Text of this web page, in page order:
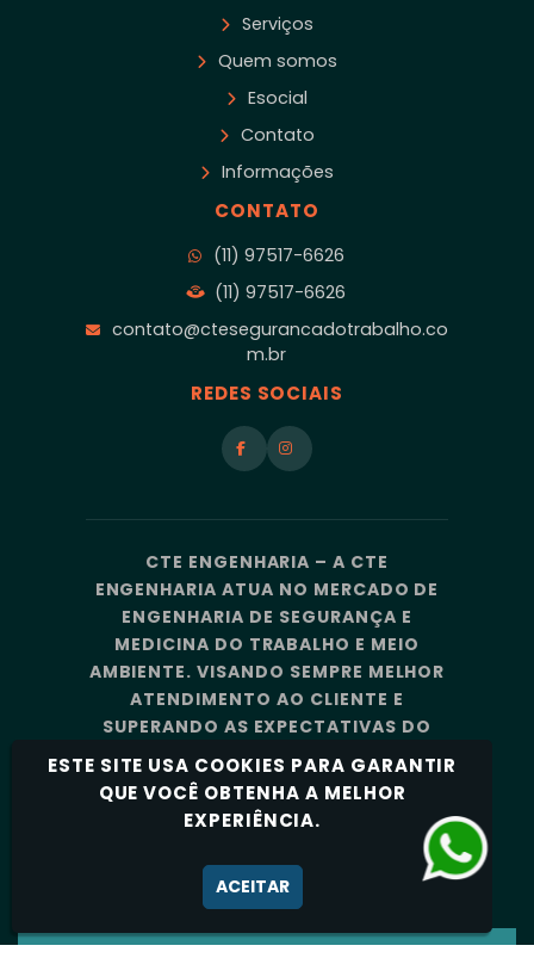
Serviços
Quem somos
Esocial
Contato
Informações
CONTATO
(11) 97517-6626
(11) 97517-6626
contato@ctesegurancadotrabalho.co
m.br
REDES SOCIAIS
CTE ENGENHARIA – A CTE
ENGENHARIA ATUA NO MERCADO DE
ENGENHARIA DE SEGURANÇA E
MEDICINA DO TRABALHO E MEIO
AMBIENTE. VISANDO SEMPRE MELHOR
ATENDIMENTO AO CLIENTE E
SUPERANDO AS EXPECTATIVAS DO
MERCADO, A CTE ENGENHARIA
CONTA COM UMA EQUIPE DE
PROFISSIONAIS ALTAMENTE
CAPACITADOS E ESPECIALIZADOS.
Política de Privacidade
ESTE SITE USA COOKIES PARA GARANTIR
QUE VOCÊ OBTENHA A MELHOR
EXPERIÊNCIA.
ACEITAR